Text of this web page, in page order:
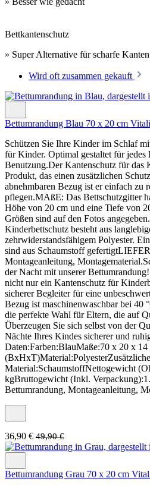
Bettkantenschutz
» Super Alternative für scharfe
Wird oft zusammen gekauft
Bettumrandung Blau 70 x 20 cm
Schützen Sie Ihre Kinder im Schlaf
für Kinder. Optimal gestaltet für jedes
Benutzung.Der Kantenschutz für das
Produkt, das einen zusätzlichen
abnehmbaren Bezug ist er einfach zu
pflegen.MAßE: Das Bettschutzgitter
Höhe von 20 cm und eine Tiefe von
Größen sind auf den Fotos
Kinderbettschutz besteht aus
zehrwiderstandsfähigem Polyester.
sind aus Schaumstoff
Montageanleitung,
der Nacht mit unserer
nicht nur ein Kantenschutz für
sicherer Begleiter für eine
Bezug ist maschinenwaschbar bei 40
die perfekte Wahl für Eltern, die auf
Überzeugen Sie sich selbst von der
Nächte Ihres Kindes sicherer und
Daten:Farben:BlauMaße:70 x 20 x 14
Material:SchaumstoffNettogewicht
kgBruttogewicht (Inkl.
Bettumrandung, Montageanleitung,
36,90 € 49,90 €
Bettumrandung Grau 70 x 20 cm